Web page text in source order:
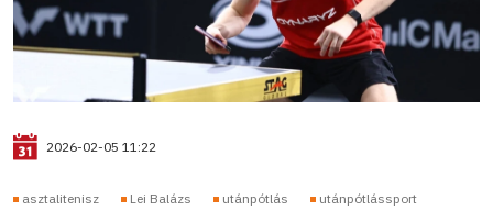
2026-02-05 11:22
asztalitenisz Lei Balázs utánpótlás utánpótlássport